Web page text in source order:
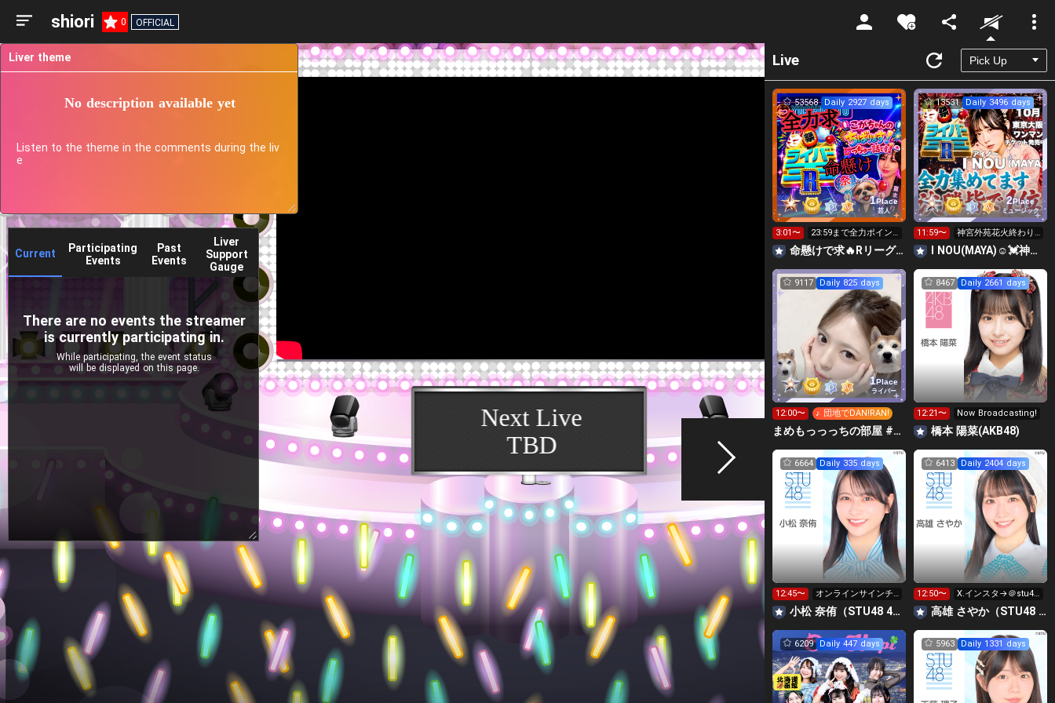
shiori 0 OFFICIAL
Unmute
Current
Participating
Events
Past
Events
Liver
Support
Gauge
There are no events the streamer
is currently participating in.
While participating, the event status
will be displayed on this page.
Liver theme
No description available yet
Listen to the theme in the comments during the liv
e
Live
1Place
芸人
53568 Daily 2927 days
3:01〜
23:59まで全力ポイン
ト勝負🔥R👑12時～投
げ可
命懸けで求🔥Rリーグ👑夏祭実行委員長🎆こがちゃんのちばります
2Place
ミュージック
13531 Daily 3496 days
11:59〜
神宮外苑花火終わり
ました🙏24時迄全力
ランキング
I NOU(MAYA)☺︎︎︎︎💓神宮外苑花火大会当日‼️
1Place
ライバー
9117 Daily 825 days
12:00〜 ♪ 団地でDAN!RAN!
まめもっっっちの部屋 #Rリーグ🍑
8467 Daily 2661 days
12:21〜 Now Broadcasting!
橋本 陽菜(AKB48)
6664 Daily 335 days
12:45〜
オンラインサインチ
ェキ会受付中〜💕
小松 奈侑（STU48 4期研究生）
6413 Daily 2404 days
12:50〜
X.インスタ→＠stu48
_sayan
高雄 さやか（STU48 2期生）
6209 Daily 447 days 5963 Daily 1331 days